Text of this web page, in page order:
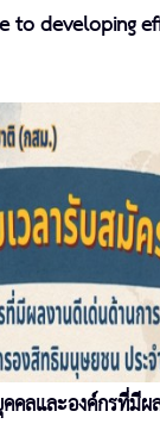
to developing
คลและองค์กรที่มีผ